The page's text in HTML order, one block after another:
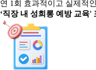
연 1회 효과적이고 실제적
‘직장 내 성희롱 예방 교육'